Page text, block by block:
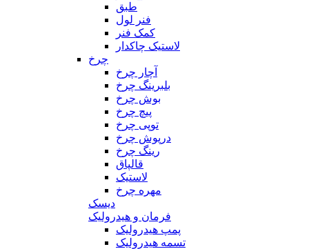
طبق
فنر لول
کمک فنر
لاستیک چاکدار
چرخ
آچار چرخ
بلبرینگ چرخ
بوش چرخ
پیچ چرخ
توپی چرخ
درپوش چرخ
رینگ چرخ
قالپاق
لاستیک
مهره چرخ
دیسک
فرمان و هیدرولیک
پمپ هیدرولیک
تسمه هیدرولیک